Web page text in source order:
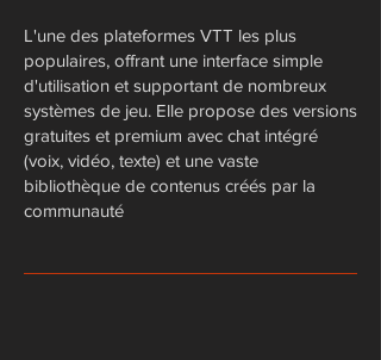
​L'une des plateformes VTT les plus
populaires, offrant une interface simple
d'utilisation et supportant de nombreux
systèmes de jeu. Elle propose des versions
gratuites et premium avec chat intégré
(voix, vidéo, texte) et une vaste
bibliothèque de contenus créés par la
communauté